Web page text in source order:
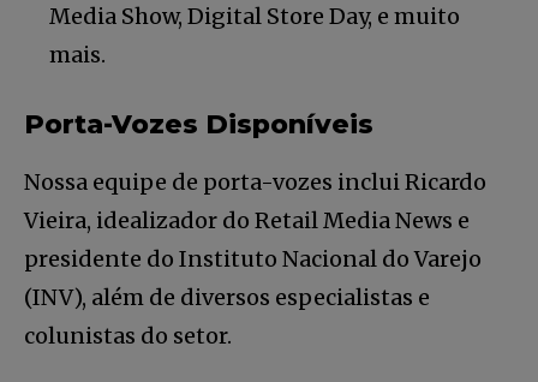
tenha acesso a conteúdos exclusivos.
INSCREVA-SE
Li e aceito a Política de Privacidade
12,345
Media Show, Digital Store Day, e muito
mais.
Porta-Vozes Disponíveis
Nossa equipe de porta-vozes inclui Ricardo
Vieira, idealizador do Retail Media News e
presidente do Instituto Nacional do Varejo
(INV), além de diversos especialistas e
colunistas do setor.